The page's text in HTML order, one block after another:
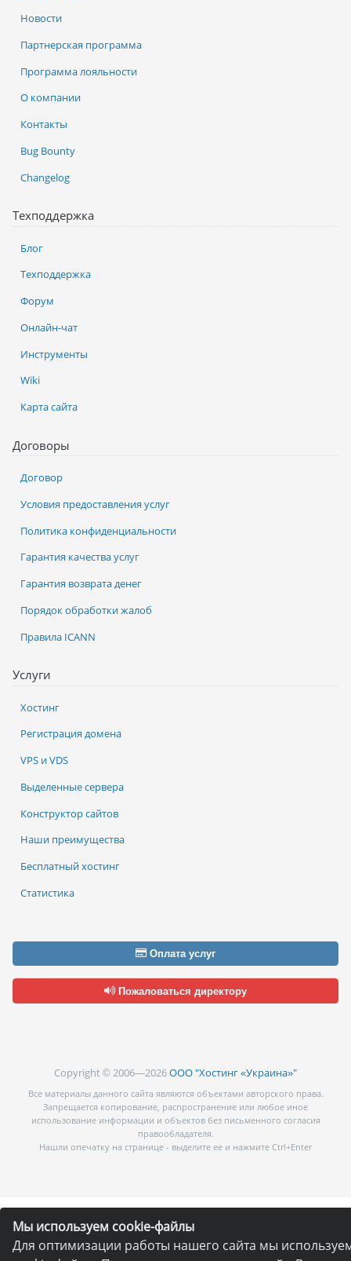
Мы используем cookie-файлы
Для оптимизации работы нашего сайта мы
Услуги
Хостинг
Регистрация домена
VPS и VDS
Выделенные сервера
Конструктор сайтов
Наши преимущества
Бесплатный хостинг
Статистика
Новости
Партнерская программа
Программа лояльности
О компании
Контакты
Bug Bounty
Changelog
Техподдержка
Блог
Техподдержка
Форум
Онлайн-чат
Инструменты
Wiki
Карта сайта
Договоры
Договор
Условия предоставления услуг
Политика конфиденциальности
Гарантия качества услуг
Гарантия возврата денег
Порядок обработки жалоб
Правила ICANN
Оплата услуг
Пожаловаться директору
Copyright © 2006—2026ООО "Хостинг «Украина»"
Все материалы данного сайта являются объектами авторского права.
Запрещается копирование, распространение или любое иное
использование информации и объектов без письменного согласия
правообладателя.
Нашли опечатку на странице - выделите ее и нажмите Ctrl+Enter